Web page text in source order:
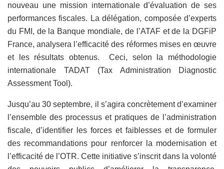
nouveau une mission internationale d’évaluation de ses
performances fiscales. La délégation, composée d’experts
du FMI, de la Banque mondiale, de l’ATAF et de la DGFiP
France, analysera l’efficacité des réformes mises en œuvre
et les résultats obtenus. Ceci, selon la méthodologie
internationale TADAT (Tax Administration Diagnostic
Assessment Tool).
Jusqu’au 30 septembre, il s’agira concrètement d’examiner
l’ensemble des processus et pratiques de l’administration
fiscale, d’identifier les forces et faiblesses et de formuler
des recommandations pour renforcer la modernisation et
l’efficacité de l’OTR. Cette initiative s’inscrit dans la volonté